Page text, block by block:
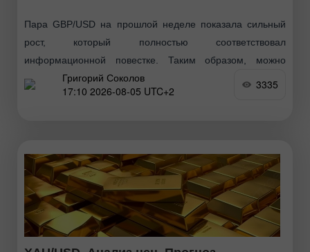
Пара GBP/USD на прошлой неделе показала сильный
рост, который полностью соответствовал
информационной повестке. Таким образом, можно
сказать, что быки перешли в новое наступление в конце
июня, затем последовал обычный коррекционный
Григорий Соколов
17:10 2026-08-05 UTC+2
3335